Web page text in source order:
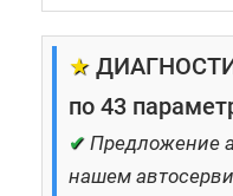
★
по 43
✔ Предложение
нашем